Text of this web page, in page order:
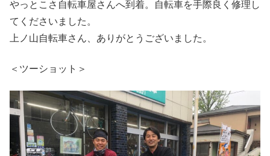
やっとこさ自転車屋さんへ到着。自転車を手際良く修理し
てくださいました。
上ノ山自転車さん、ありがとうございました。
＜ツーショット＞